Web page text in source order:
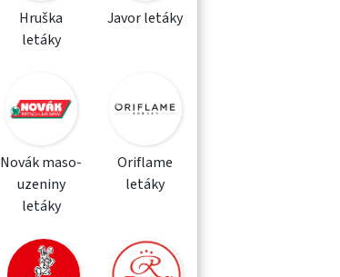
Hruška
letáky
Javor letáky
Novák maso-
uzeniny
letáky
Oriflame
letáky